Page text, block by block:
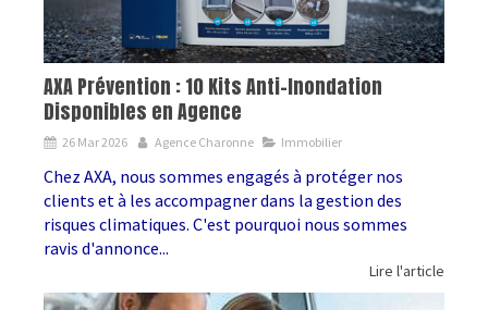
AXA Prévention : 10 Kits Anti-Inondation
Disponibles en Agence
26 Mar 2026 Agence Charonne Immobilier
Chez AXA, nous sommes engagés à protéger nos
clients et à les accompagner dans la gestion des
risques climatiques. C'est pourquoi nous sommes
ravis d'annonce...
Lire l'article